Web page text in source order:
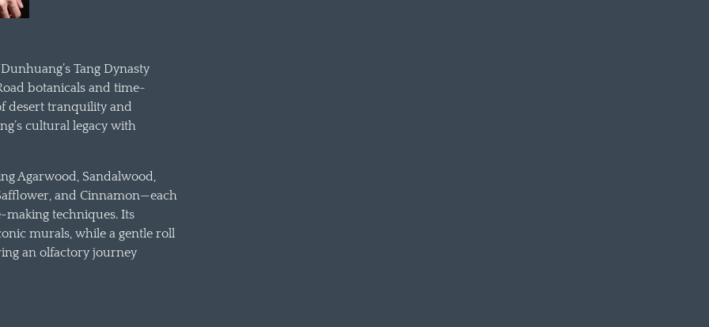
Tang Dynasty
botanicals and time-
desert tranquility and
cultural legacy with
Agarwood, Sandalwood,
and Cinnamon—each
making techniques. Its
murals, while a gentle roll
an olfactory journey